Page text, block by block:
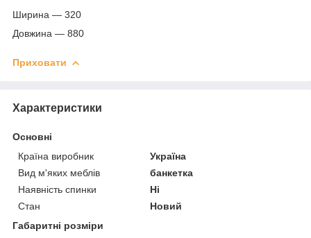
Ширина — 320
Довжина — 880
Приховати
Характеристики
Основні
Країна виробник
Україна
Вид м'яких меблів
банкетка
Наявність спинки
Ні
Стан
Новий
Габаритні розміри